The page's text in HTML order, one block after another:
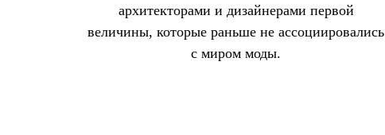
архитекторами и дизайнерами первой
величины, которые раньше не ассоциировались
с миром моды.